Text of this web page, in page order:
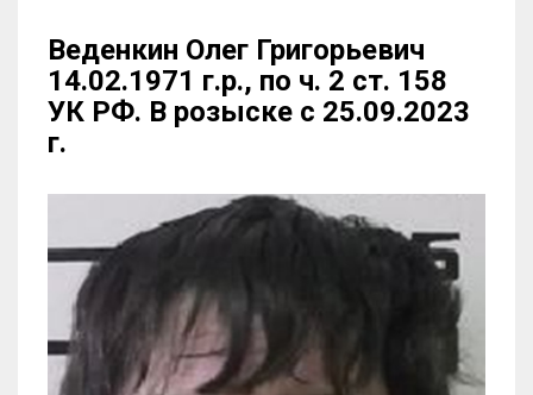
Веденкин Олег Григорьевич
14.02.1971 г.р., по ч. 2 ст. 158
УК РФ. В розыске с 25.09.2023
г.